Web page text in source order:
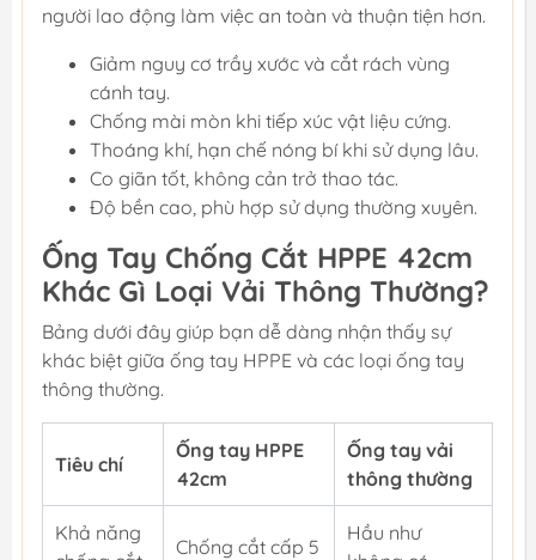
người lao động làm việc an toàn và thuận tiện hơn.
Giảm nguy cơ trầy xước và cắt rách vùng
cánh tay.
Chống mài mòn khi tiếp xúc vật liệu cứng.
Thoáng khí, hạn chế nóng bí khi sử dụng lâu.
Co giãn tốt, không cản trở thao tác.
Độ bền cao, phù hợp sử dụng thường xuyên.
Ống Tay Chống Cắt HPPE 42cm
Khác Gì Loại Vải Thông Thường?
Bảng dưới đây giúp bạn dễ dàng nhận thấy sự
khác biệt giữa ống tay HPPE và các loại ống tay
thông thường.
Tiêu chí
Ống tay HPPE
42cm
Ống tay vải
thông thường
Khả năng
Chống cắt cấp 5
Hầu như